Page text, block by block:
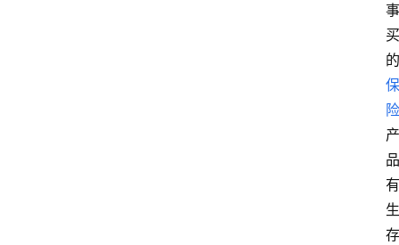
事
买
的
保
险
产
品
有
生
存